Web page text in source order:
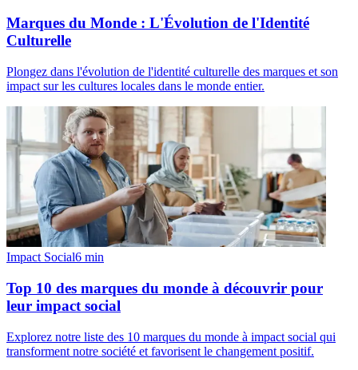
Marques du Monde : L'Évolution de l'Identité
Culturelle
Plongez dans l'évolution de l'identité culturelle des marques et son
impact sur les cultures locales dans le monde entier.
Impact Social6 min
Top 10 des marques du monde à découvrir pour
leur impact social
Explorez notre liste des 10 marques du monde à impact social qui
transforment notre société et favorisent le changement positif.